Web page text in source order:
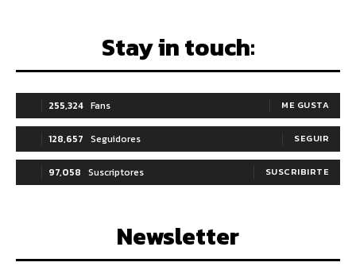
Stay in touch:
255,324 Fans ME GUSTA
128,657 Seguidores SEGUIR
97,058 Suscriptores SUSCRIBIRTE
Newsletter